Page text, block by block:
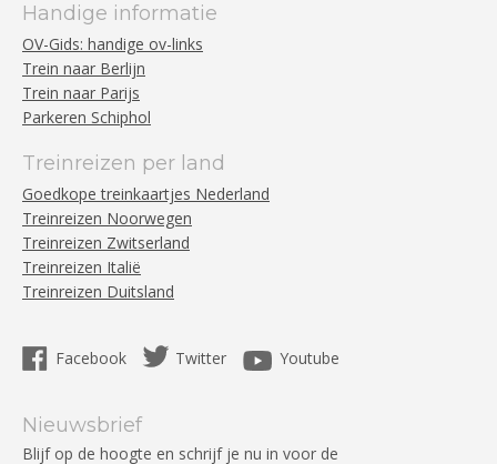
Handige informatie
OV-Gids: handige ov-links
Trein naar Berlijn
Trein naar Parijs
Parkeren Schiphol
Treinreizen per land
Goedkope treinkaartjes Nederland
Treinreizen Noorwegen
Treinreizen Zwitserland
Treinreizen Italië
Treinreizen Duitsland
Facebook Twitter Youtube
Nieuwsbrief
Blijf op de hoogte en schrijf je nu in voor de